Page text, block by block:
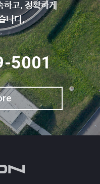
하고, 정확하게
니다.
5001